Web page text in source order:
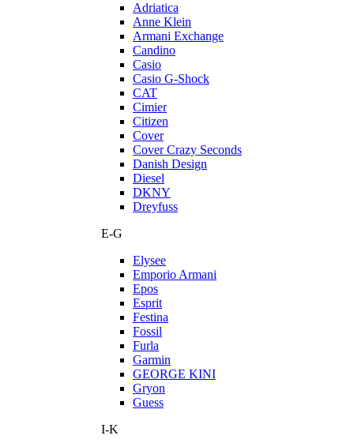
Adriatica
Anne Klein
Armani Exchange
Candino
Casio
Casio G-Shock
CAT
Cimier
Citizen
Cover
Cover Crazy Seconds
Danish Design
Diesel
DKNY
Dreyfuss
E-G
Elysee
Emporio Armani
Epos
Esprit
Festina
Fossil
Furla
Garmin
GEORGE KINI
Gryon
Guess
I-K